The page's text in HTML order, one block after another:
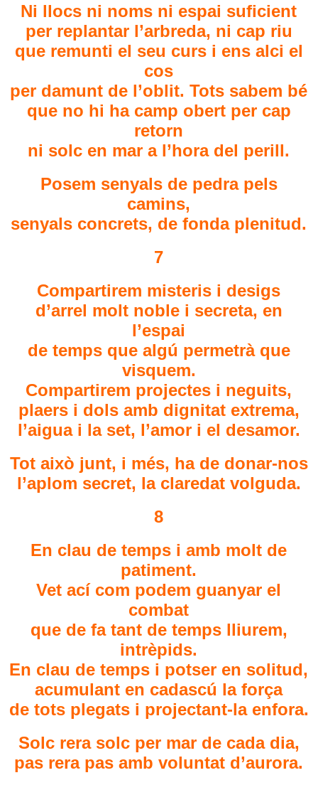
Ni llocs ni noms ni espai suficient
per replantar l’arbreda, ni cap riu
que remunti el seu curs i ens alci el
cos
per damunt de l’oblit. Tots sabem bé
que no hi ha camp obert per cap
retorn
ni solc en mar a l’hora del perill.
Posem senyals de pedra pels
camins,
senyals concrets, de fonda plenitud.
7
Compartirem misteris i desigs
d’arrel molt noble i secreta, en
l’espai
de temps que algú permetrà que
visquem.
Compartirem projectes i neguits,
plaers i dols amb dignitat extrema,
l’aigua i la set, l’amor i el desamor.
Tot això junt, i més, ha de donar-nos
l’aplom secret, la claredat volguda.
8
En clau de temps i amb molt de
patiment.
Vet ací com podem guanyar el
combat
que de fa tant de temps lliurem,
intrèpids.
En clau de temps i potser en solitud,
acumulant en cadascú la força
de tots plegats i projectant-la enfora.
Solc rera solc per mar de cada dia,
pas rera pas amb voluntat d’aurora.